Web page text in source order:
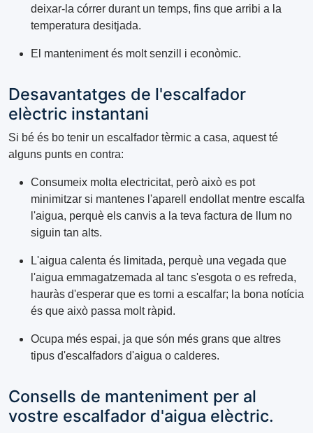
deixar-la córrer durant un temps, fins que arribi a la
temperatura desitjada.
El manteniment és molt senzill i econòmic.
Desavantatges de l'escalfador
elèctric instantani
Si bé és bo tenir un escalfador tèrmic a casa, aquest té
alguns punts en contra:
Consumeix molta electricitat, però això es pot
minimitzar si mantenes l'aparell endollat ​​mentre escalfa
l'aigua, perquè els canvis a la teva factura de llum no
siguin tan alts.
L'aigua calenta és limitada, perquè una vegada que
l'aigua emmagatzemada al tanc s'esgota o es refreda,
hauràs d'esperar que es torni a escalfar; la bona notícia
és que això passa molt ràpid.
Ocupa més espai, ja que són més grans que altres
tipus d'escalfadors d'aigua o calderes.
Consells de manteniment per al
vostre escalfador d'aigua elèctric.